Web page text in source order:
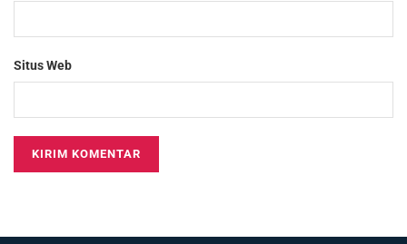
Situs Web